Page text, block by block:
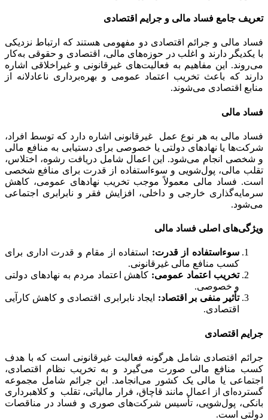
تعریف جامع فساد مالی و جرایم اقتصادی
فساد مالی و جرائم اقتصادی دو مفهومی هستند که ارتباط نزدیکی
با یکدیگر دارند و اغلب در حوزه‌های مالی، اقتصادی و حقوقی به‌کار
می‌روند. این مفاهیم به فعالیت‌های غیرقانونی و غیراخلاقی اشاره
دارند که باعث تخریب اعتماد عمومی و بهره‌برداری ناعادلانه از
منابع اقتصادی می‌شوند.
فساد مالی
فساد مالی به هر نوع عمل غیرقانونی اشاره دارد که توسط افراد،
شرکت‌ها یا نهادهای دولتی یا خصوصی برای دستیابی به منافع مالی
و شخصی انجام می‌شود. این اعمال شامل دریافت رشوه، اختلاس،
تقلب مالی، پول‌شویی و سوءاستفاده از قدرت برای منافع شخصی
است. فساد مالی معمولاً موجب تخریب نهادهای عمومی، کاهش
سرمایه‌گذاری خارجی و داخلی، افزایش فقر و نابرابری اجتماعی
می‌شود.
ویژگی‌های اصلی فساد مالی
سوءاستفاده از قدرت: استفاده از مقام و قدرت اداری برای
کسب منافع مالی غیرقانونی.
تخریب اعتماد عمومی: کاهش اعتماد مردم به نهادهای دولتی
و خصوصی.
تأثیر منفی بر اقتصاد: ایجاد نابرابری اقتصادی و کاهش کارآیی
اقتصادی.
جرایم اقتصادی
جرائم اقتصادی شامل هرگونه فعالیت غیرقانونی است که با هدف
کسب منافع مالی صورت می‌گیرد و به تخریب نظام اقتصادی،
اجتماعی یا مالی یک کشور می‌انجامد. این جرائم شامل مجموعه
گسترده‌ای از اعمال مانند قاچاق، فرار مالیاتی، تقلب و کلاهبرداری
بانکی، پول‌شویی، تأسیس شرکت‌های صوری و فساد در مناقصات
دولتی است.